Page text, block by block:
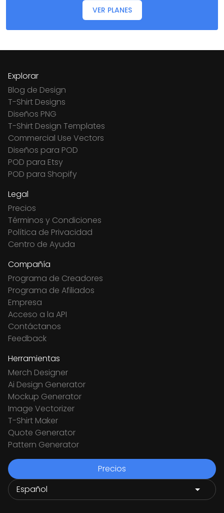
VER PLANES
Explorar
Blog de Design
T-Shirt Designs
Diseños PNG
T-Shirt Design Templates
Commercial Use Vectors
Diseños para POD
POD para Etsy
POD para Shopify
Legal
Precios
Términos y Condiciones
Política de Privacidad
Centro de Ayuda
Compañía
Programa de Creadores
Programa de Afiliados
Empresa
Acceso a la API
Contáctanos
Feedback
Herramientas
Merch Designer
Ai Design Generator
Mockup Generator
Image Vectorizer
T-Shirt Maker
Quote Generator
Pattern Generator
Precios